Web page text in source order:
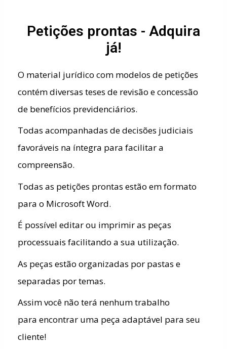
Petições prontas - Adquira
já!
O material jurídico com modelos de petições
contém diversas teses de revisão e concessão
de benefícios previdenciários.
Todas acompanhadas de decisões judiciais
favoráveis na íntegra para facilitar a
compreensão.
Todas as petições prontas estão em formato
para o Microsoft Word.
É possível editar ou imprimir as peças
processuais facilitando a sua utilização.
As peças estão organizadas por pastas e
separadas por temas.
Assim você não terá nenhum trabalho
para encontrar uma peça adaptável para seu
cliente!